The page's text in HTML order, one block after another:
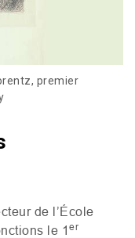
premier
de l’École
le 1 er